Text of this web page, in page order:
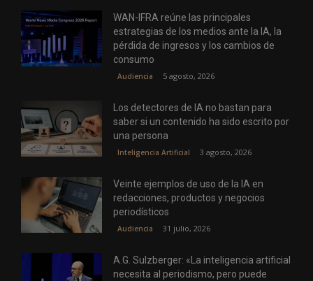
WAN-IFRA reúne las principales
estrategias de los medios ante la IA, la
pérdida de ingresos y los cambios de
consumo
Audiencia 5 agosto, 2026
Los detectores de IA no bastan para
saber si un contenido ha sido escrito por
una persona
Inteligencia Artificial 3 agosto, 2026
Veinte ejemplos de uso de la IA en
redacciones, productos y negocios
periodísticos
Audiencia 31 julio, 2026
A.G. Sulzberger: «La inteligencia artificial
necesita al periodismo, pero puede